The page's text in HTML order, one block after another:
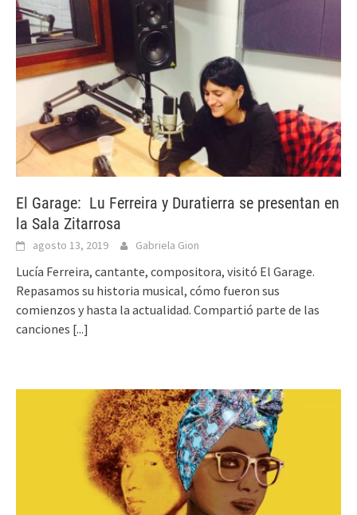
El Garage: Lu Ferreira y Duratierra se presentan en
la Sala Zitarrosa
agosto 13, 2019 Gabriela Gion
Lucía Ferreira, cantante, compositora, visitó El Garage.
Repasamos su historia musical, cómo fueron sus
comienzos y hasta la actualidad. Compartió parte de las
canciones [...]